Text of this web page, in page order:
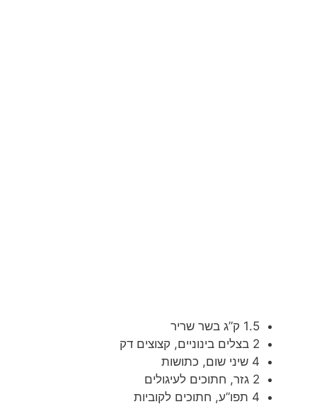
1.5 ק”ג בשר שריר
2 בצלים בינוניים, קצוצים דק
4 שיני שום, כתושות
2 גזר, חתוכים לעיגולים
4 תפו”ע, חתוכים לקוביות